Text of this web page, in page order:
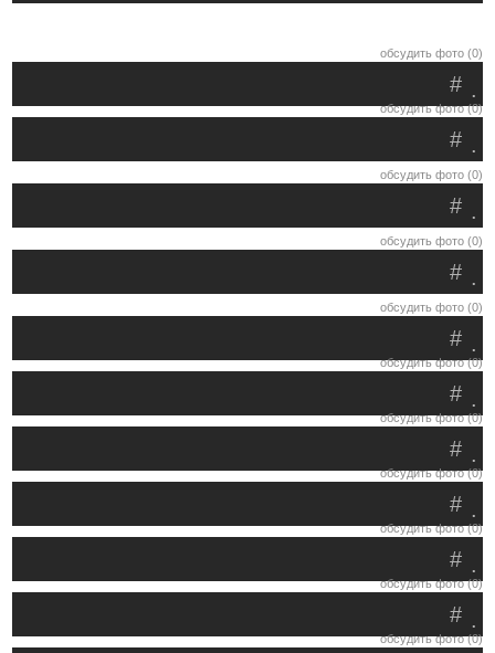
обсудить фото (0)
.
#
обсудить фото (0)
.
#
обсудить фото (0)
.
#
обсудить фото (0)
.
#
обсудить фото (0)
.
#
обсудить фото (0)
.
#
обсудить фото (0)
.
#
обсудить фото (0)
.
#
обсудить фото (0)
.
#
обсудить фото (0)
.
#
обсудить фото (0)